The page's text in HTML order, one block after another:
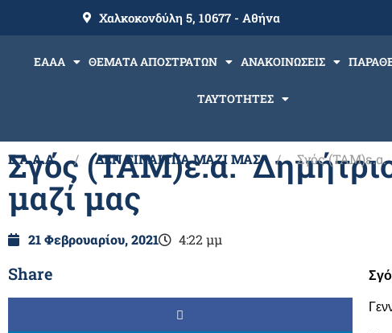
Χαλκοκονδύλη 5, 10677 - Αθήνα
ΕΑΑΑ ΘΕΜΑΤΑ ΑΠΟΣΤΡΑΤΩΝ ΑΝΑΚΟΙΝΩΣΕΙΣ
ΤΑΥΤΟΤΗΤΕΣ
Ε.Α.Α.Α. ΔΕΝ ΕΙΝΑΙ ΠΙΑ ΜΑΖΙ ΜΑΣ Σγός (ΤΑΜ)ε.α.
Σγός (ΤΑΜ)ε.α.
μαζί μας
21 Φεβρουαρίου, 2021 4:22 μμ
Share